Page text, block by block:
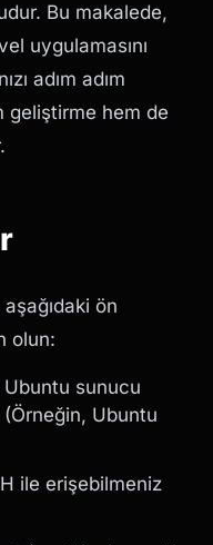
Bu makalede,
uygulamasını
adım adım
geliştirme hem de
ön
olun:
Ubuntu sunucu
(Örneğin, Ubuntu
ile erişebilmeniz